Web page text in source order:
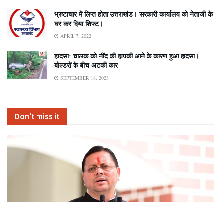
भ्रष्टाचार में लिप्त होता उत्तराखंड। सरकारी कार्यालय को नेताजी के
घर कर दिया शिफ्ट।
APRIL 7, 2022
हादसा: चालक को नींद की झपकी आने के कारण हुआ हादसा।
बोल्डरों के बीच अटकी कार
SEPTEMBER 18, 2023
Don't miss it